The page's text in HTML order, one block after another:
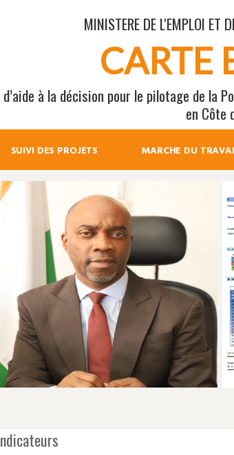
MINISTERE DE L'EMPLOI ET
CARTE
à la décision pour le pilotage de la
en Côte
SUIVI DES PROJETS MARCHE DU